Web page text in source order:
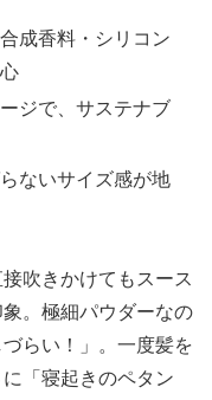
成香料・シリコン
ジで、サステナブ
ないサイズ感が地
吹きかけてもスース
。極細パウダーなの
らい！」。一度髪を
「寝起きのペタン